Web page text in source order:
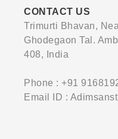
CONTACT US
Trimurti Bhavan,
Ghodegaon Tal.
408, India
Phone : +91
Email ID :